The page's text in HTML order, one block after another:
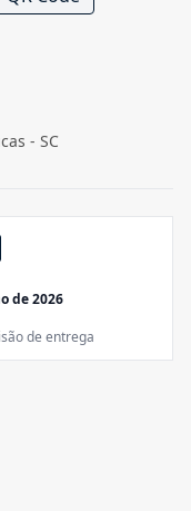
- SC
de 2026
de entrega